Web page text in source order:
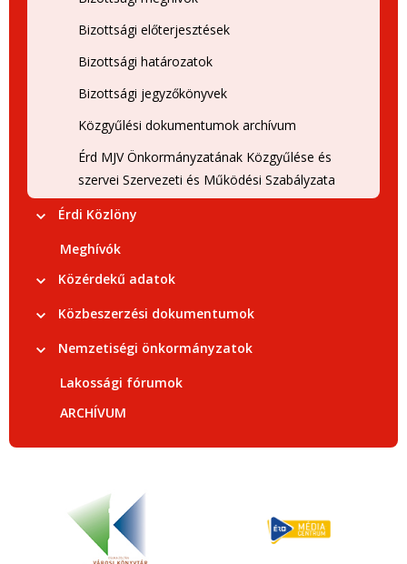
Bizottsági előterjesztések
Bizottsági határozatok
Bizottsági jegyzőkönyvek
Közgyűlési dokumentumok archívum
Érd MJV Önkormányzatának Közgyűlése és
szervei Szervezeti és Működési Szabályzata
Érdi Közlöny
Meghívók
Közérdekű adatok
Közbeszerzési dokumentumok
Nemzetiségi önkormányzatok
Lakossági fórumok
ARCHÍVUM